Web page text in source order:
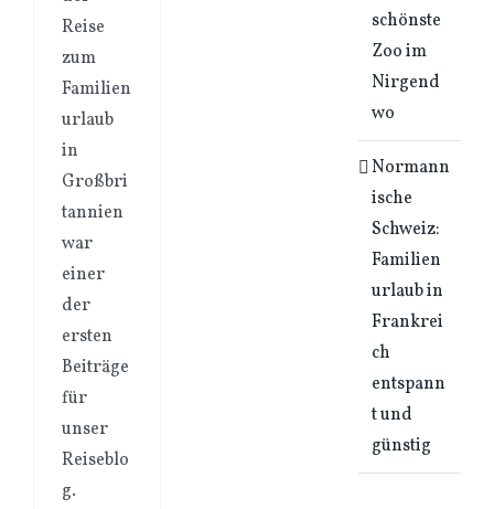
Reise
zum
Familien
urlaub
in
Großbri
tannien
war
einer
der
ersten
Beiträge
für
unser
Reiseblo
g.
schönste
Zoo im
Nirgend
wo
Normann
ische
Schweiz:
Familien
urlaub in
Frankrei
ch
entspann
t und
günstig